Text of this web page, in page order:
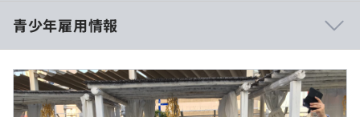
など、技術力向上ためにさまざまな支援制度があります。
相談のうえ、ご希望のマシンを支給します。
月給：270,000円～ （営業職のみ：+インセンティブ年4
回）
※30時間分の固定残業代 52,000円を含む
※30時間を超える時間外労働分についての割増賃金は追
加で支給
青少年雇用情報
過去３年間の新卒採用者数・離職者数